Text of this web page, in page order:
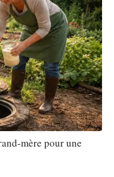
mère pour une